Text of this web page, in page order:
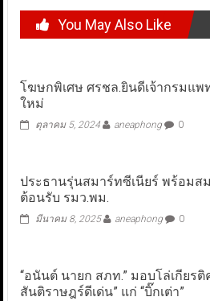
You May Also Like
โฆษกพิเศษ ศรชล.ยินดีเจ้ากรมแพ
ใหม่
ตุลาคม 5, 2024 aneaphong 0
ประธานรุ่นสมาร์ทซีเนียร์ พร้อมส
ต้อนรับ รมว.พม.
มีนาคม 8, 2025 aneaphong 0
“อนันต์ นายก สภท.” มอบโล่เกียร
สันติราษฎร์ดีเด่น” แก่ “บิ๊กเต่า”